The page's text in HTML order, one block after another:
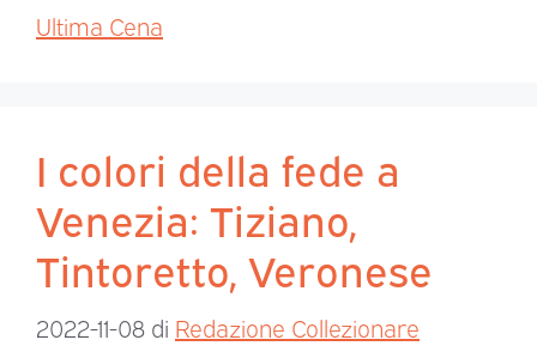
Ultima Cena
I colori della fede a
Venezia: Tiziano,
Tintoretto, Veronese
2022-11-08 di Redazione Collezionare